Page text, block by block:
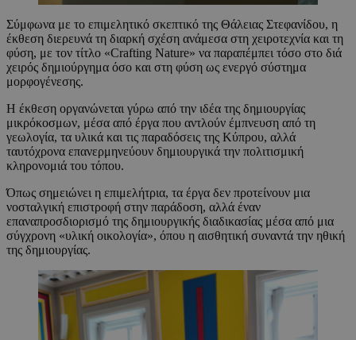
Σύμφωνα με το επιμελητικό σκεπτικό της Θάλειας Στεφανίδου, η
έκθεση διερευνά τη διαρκή σχέση ανάμεσα στη χειροτεχνία και τη
φύση, με τον τίτλο «Crafting Nature» να παραπέμπει τόσο στο διά
χειρός δημιούργημα όσο και στη φύση ως ενεργό σύστημα
μορφογένεσης.
Η έκθεση οργανώνεται γύρω από την ιδέα της δημιουργίας
μικρόκοσμων, μέσα από έργα που αντλούν έμπνευση από τη
γεωλογία, τα υλικά και τις παραδόσεις της Κύπρου, αλλά
ταυτόχρονα επανερμηνεύουν δημιουργικά την πολιτισμική
κληρονομιά του τόπου.
Όπως σημειώνει η επιμελήτρια, τα έργα δεν προτείνουν μια
νοσταλγική επιστροφή στην παράδοση, αλλά έναν
επαναπροσδιορισμό της δημιουργικής διαδικασίας μέσα από μια
σύγχρονη «υλική οικολογία», όπου η αισθητική συναντά την ηθική
της δημιουργίας.